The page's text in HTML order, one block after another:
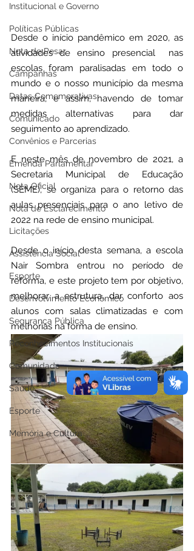
Institucional e Governo
Políticas Públicas
Nota de Pesar
Campanhas
Datas Comemorativas
Comunicado
Convênios e Parcerias
Emenda Parlamentar
Nota Oficial
Nota de Esclarecimento
Licitações
Assistência Social
Esporte
Desenvolvimento Econômico
Segurança Pública
Reconhecimentos Institucionais
Comunidade
Saúde
Esporte
Memória e Cultura
Desde o início pandêmico em 2020, as
atividades de ensino presencial  nas
escolas foram paralisadas em todo o
mundo e o nosso município da mesma
maneira, e assim, havendo de tomar
medidas alternativas para dar
seguimento ao aprendizado.
E neste mês de novembro de 2021, a
Secretaria Municipal de Educação
(SEME), se organiza para o retorno das
aulas presenciais para o ano letivo de
2022 na rede de ensino municipal.
Desde o início desta semana, a escola
Nair Sombra entrou no período de
reforma, e este projeto tem por objetivo,
melhorar a estrutura, dar conforto aos
alunos com salas climatizadas e com
melhorias na forma de ensino.